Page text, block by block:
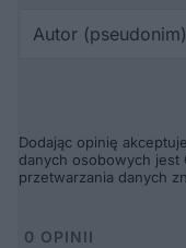
Dodając opinię
danych osobowych jest
przetwarzania danych
0 OPINII